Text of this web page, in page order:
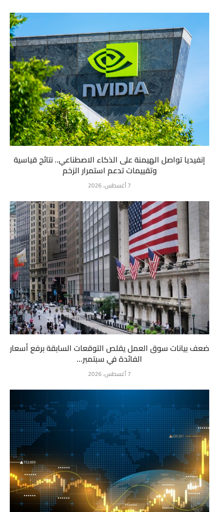
إنفيديا تواصل الهيمنة على الذكاء الاصطناعي.. نتائج قياسية
وتقييمات تدعم استمرار الزخم
7 أغسطس، 2026
ضعف بيانات سوق العمل يقلص التوقعات السابقة برفع أسعار
الفائدة في سبتمبر...
7 أغسطس، 2026